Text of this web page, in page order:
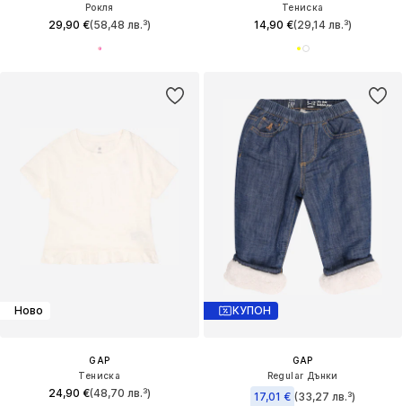
Рокля
29,90 €(58,48 лв.³)
Тениска
14,90 €(29,14 лв.³)
Ново
GAP
Тениска
24,90 €(48,70 лв.³)
КУПОН
GAP
Regular Дънки
17,01 € (33,27 лв.³)